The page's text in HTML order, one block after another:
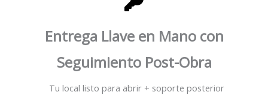
Entrega Llave en Mano con
Seguimiento Post-Obra
Tu local listo para abrir + soporte posterior